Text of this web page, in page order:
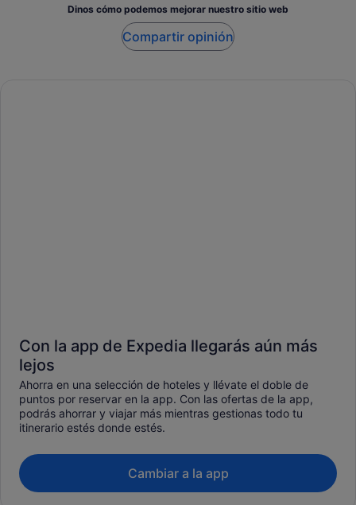
Dinos cómo podemos mejorar nuestro sitio web
Compartir opinión
Con la app de Expedia llegarás aún más
lejos
Ahorra en una selección de hoteles y llévate el doble de
puntos por reservar en la app. Con las ofertas de la app,
podrás ahorrar y viajar más mientras gestionas todo tu
itinerario estés donde estés.
Cambiar a la app